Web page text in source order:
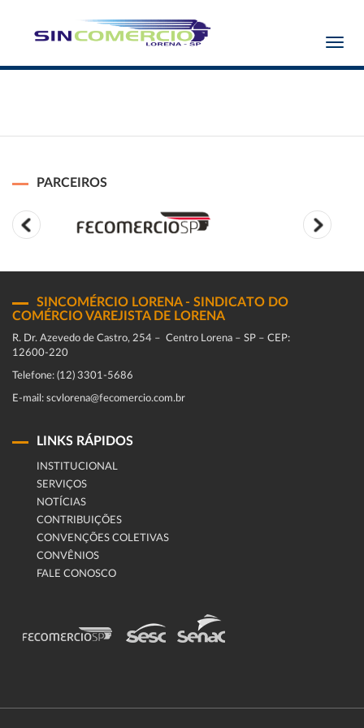
PARCEIROS
SINCOMÉRCIO LORENA - SINDICATO DO
COMÉRCIO VAREJISTA DE LORENA
R. Dr. Azevedo de Castro, 254 – Centro Lorena – SP – CEP:
12600-220
Telefone: (12) 3301-5686
E-mail: scvlorena@fecomercio.com.br
LINKS RÁPIDOS
INSTITUCIONAL
SERVIÇOS
NOTÍCIAS
CONTRIBUIÇÕES
CONVENÇÕES COLETIVAS
CONVÊNIOS
FALE CONOSCO